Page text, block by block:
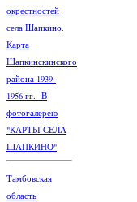
окрестностей
села Шапкино.
Карта
Шапкинскинского
района 1939-
1956 гг. В
фотогалерею
"КАРТЫ СЕЛА
ШАПКИНО"
Тамбовская
область